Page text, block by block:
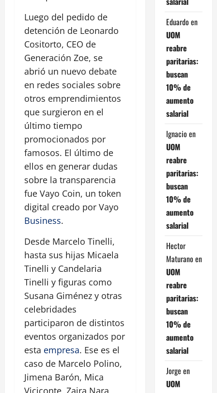
Luego del pedido de
detención de Leonardo
Cositorto, CEO de
Generación Zoe, se
abrió un nuevo debate
en redes sociales sobre
otros emprendimientos
que surgieron en el
último tiempo
promocionados por
famosos. El último de
ellos en generar dudas
sobre la transparencia
fue Vayo Coin, un token
digital creado por Vayo
Business.
Desde Marcelo Tinelli,
hasta sus hijas Micaela
Tinelli y Candelaria
Tinelli y figuras como
Susana Giménez y otras
celebridades
participaron de distintos
eventos organizados por
esta empresa. Ese es el
caso de Marcelo Polino,
Jimena Barón, Mica
Viciconte, Zaira Nara,
Eduardo en
UOM
reabre
paritarias:
buscan
10% de
aumento
salarial
Ignacio en
UOM
reabre
paritarias:
buscan
10% de
aumento
salarial
Hector
Maturano en
UOM
reabre
paritarias:
buscan
10% de
aumento
salarial
Jorge en
UOM